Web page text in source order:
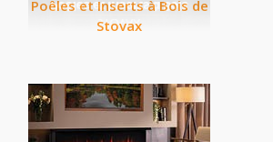
Poêles et Inserts à Bois de
Stovax